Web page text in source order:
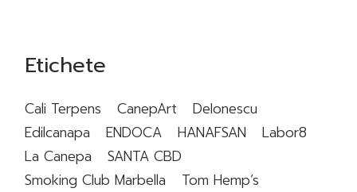
Etichete
Cali Terpens CanepArt
DeIonescu
Edilcanapa
ENDOCA HANAFSAN
Labor8
La Canepa
SANTA CBD
Smoking Club Marbella
Tom Hemp’s